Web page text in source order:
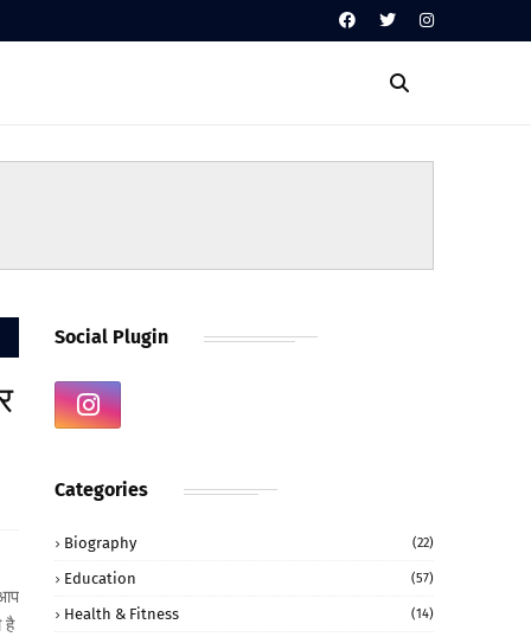
है
Social Plugin
Categories
Biography (22)
Education (57)
Health & Fitness (14)